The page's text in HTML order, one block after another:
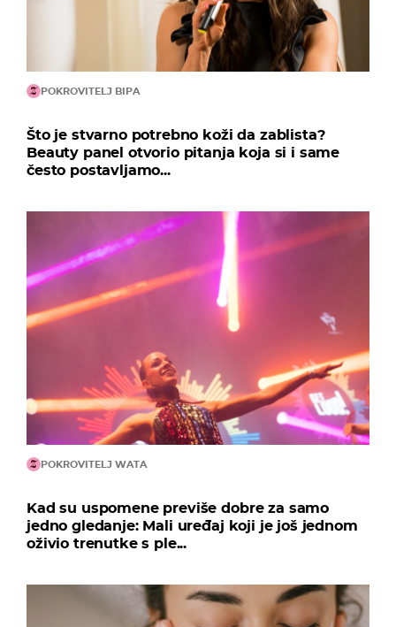
POKROVITELJ BIPA
Što je stvarno potrebno koži da zablista?
Beauty panel otvorio pitanja koja si i same
često postavljamo...
POKROVITELJ WATA
Kad su uspomene previše dobre za samo
jedno gledanje: Mali uređaj koji je još jednom
oživio trenutke s ple...